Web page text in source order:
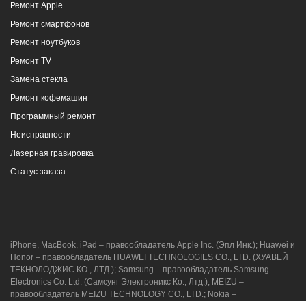
Ремонт Apple
Ремонт смартфонов
Ремонт ноутбуков
Ремонт TV
Замена стекла
Ремонт кофемашин
Программный ремонт
Неисправности
Лазерная гравировка
Статус заказа
iPhone, MacBook, iPad – правообладатель Apple Inc. (Эпл Инк.); Huawei и
Honor – правообладатель HUAWEI TECHNOLOGIES CO., LTD. (ХУАВЕЙ
ТЕКНОЛОДЖИС КО., ЛТД.); Samsung – правообладатель Samsung
Electronics Co. Ltd. (Самсунг Электроникс Ко., Лтд.); MEIZU –
правообладатель MEIZU TECHNOLOGY CO., LTD.; Nokia –